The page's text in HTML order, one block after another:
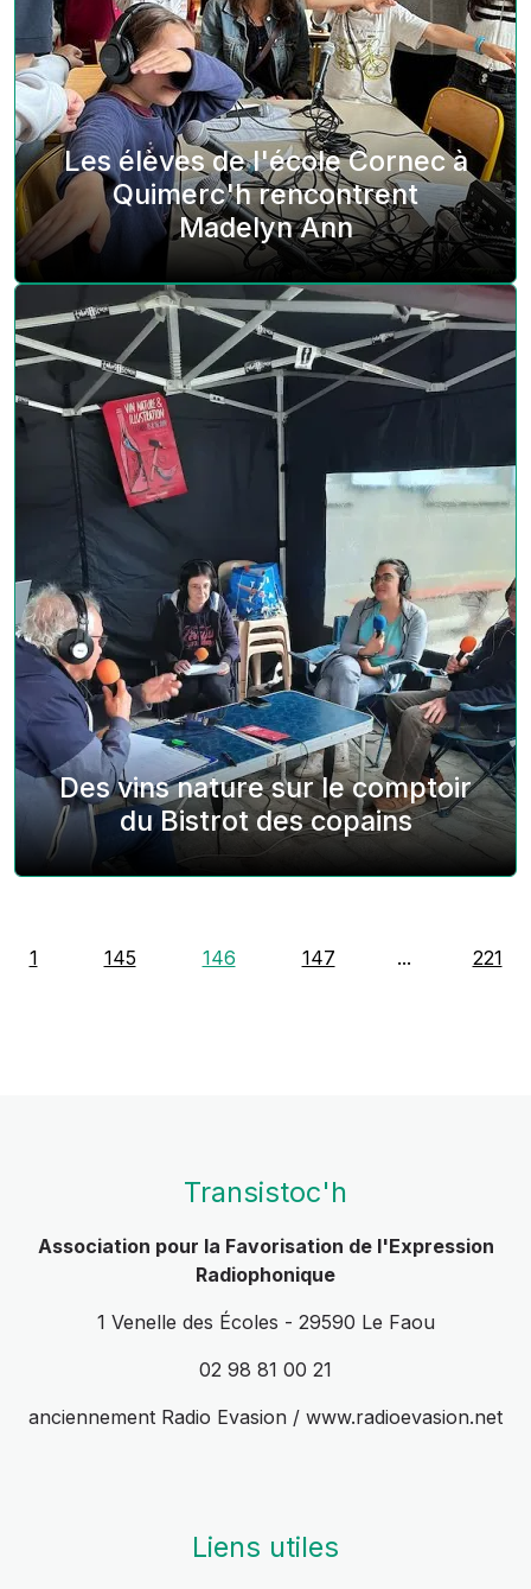
Les élèves de l'école Cornec à
Quimerc'h rencontrent
Madelyn Ann
Des vins nature sur le comptoir
du Bistrot des copains
1 145 146 147 ... 221
Transistoc'h
Association pour la Favorisation de l'Expression
Radiophonique
1 Venelle des Écoles - 29590 Le Faou
02 98 81 00 21
anciennement Radio Evasion / www.radioevasion.net
Liens utiles